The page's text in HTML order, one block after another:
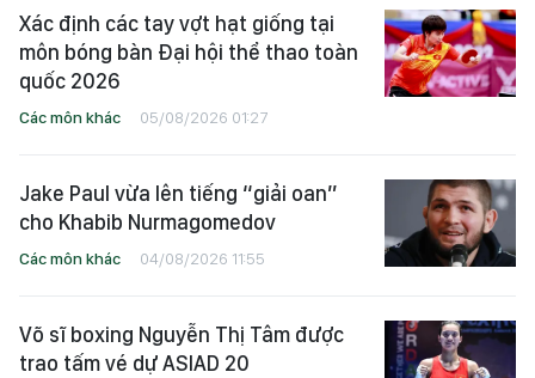
Xác định các tay vợt hạt giống tại
môn bóng bàn Đại hội thể thao toàn
quốc 2026
Các môn khác 05/08/2026 01:27
Jake Paul vừa lên tiếng “giải oan”
cho Khabib Nurmagomedov
Các môn khác 04/08/2026 11:55
Võ sĩ boxing Nguyễn Thị Tâm được
trao tấm vé dự ASIAD 20